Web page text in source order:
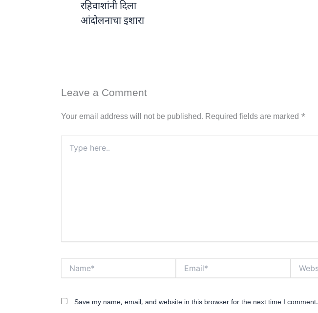
रहिवाशांनी दिला
आंदोलनाचा इशारा
Leave a Comment
Your email address will not be published. Required fields are marked *
here..
Save my name, email, and website in this browser for the next time I comment.